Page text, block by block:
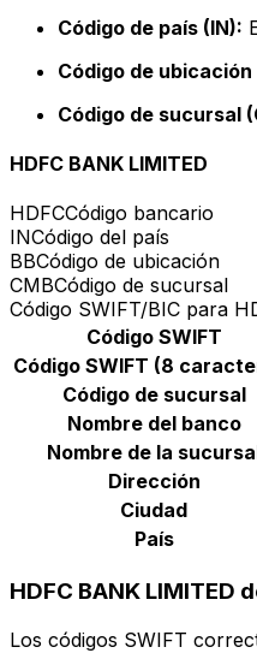
Código de país (IN):
Código de ubicación
Código de sucursal
HDFC BANK LIMITED
HDFCCódigo bancario
INCódigo del país
BBCódigo de ubicación
CMBCódigo de sucursal
Código SWIFT/BIC para
Código SWIFT
Código SWIFT (8
Código de sucursal
Nombre del banco
Nombre de la
Dirección
Ciudad
País
HDFC BANK LIMITED
Los códigos SWIFT